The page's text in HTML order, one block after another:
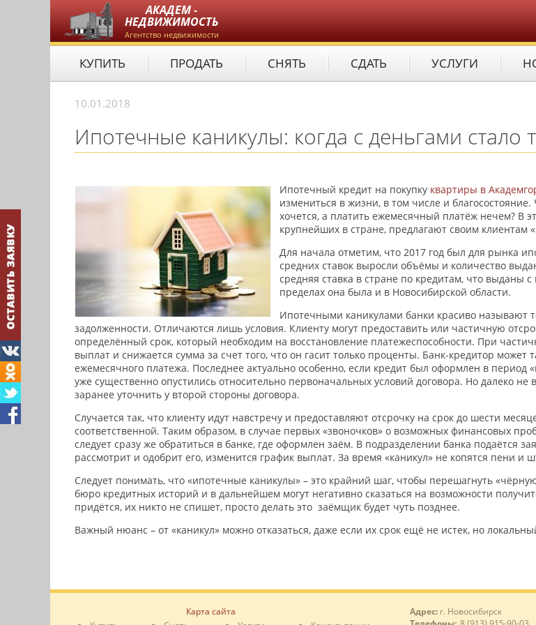
АКАДЕМ -
НЕДВИЖИМОСТЬ
Агентство недвижимости
КУПИТЬ ПРОДАТЬ СНЯТЬ СДАТЬ УСЛУГИ
10.01.2018
Ипотечные каникулы: когда с деньгами стало
Ипотечный кредит на покупку квартиры в
измениться в жизни, в том числе и
хочется, а платить ежемесячный платёж нечем? В
крупнейших в стране, предлагают своим клиентам
Для начала отметим, что 2017 год был для рынка
средних ставок выросли объёмы и количество
средняя ставка в стране по кредитам, что выданы
пределах она была и в Новосибирской области.
Ипотечными каникулами банки красиво называют
задолженности. Отличаются лишь условия. Клиенту могут предоставить или частичную
определённый срок, который необходим на восстановление платежеспособности. При
выплат и снижается сумма за счет того, что он гасит только проценты. Банк-кредитор
ежемесячного платежа. Последнее актуально особенно, если кредит был оформлен в период
уже существенно опустились относительно первоначальных условий договора. Но далеко
заранее уточнить у второй стороны договора.
Случается так, что клиенту идут навстречу и предоставляют отсрочку на срок до шести
соответственной. Таким образом, в случае первых «звоночков» о возможных финансовых
следует сразу же обратиться в банке, где оформлен заём. В подразделении банка подаётся
рассмотрит и одобрит его, изменится график выплат. За время «каникул» не копятся пени
Следует понимать, что «ипотечные каникулы» – это крайний шаг, чтобы перешагнуть
бюро кредитных историй и в дальнейшем могут негативно сказаться на возможности
придётся, их никто не спишет, просто делать это заёмщик будет чуть позднее.
Важный нюанс – от «каникул» можно отказаться, даже если их срок ещё не истек, но
Карта сайта
Адрес: г. Новосибирск